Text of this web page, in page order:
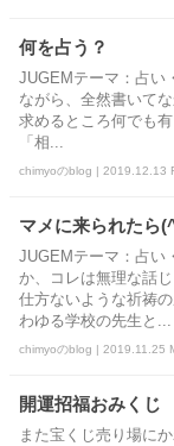
何を占う？
JUGEMテーマ：占い
ながら、全然書いて
求めるところ何でも
「相...
chimyoのblog | 2019.12.13
マメに来られたら
JUGEMテーマ：占い
か、コレは無理な話
仕方ないような祈祷
わゆる学校の先生と...
chimyoのblog | 2019.11.25
開運招福おみくじ
また宝くじ売り場に